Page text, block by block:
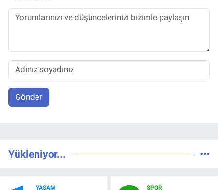
Gönder
Yükleniyor...
YAŞAM SPOR